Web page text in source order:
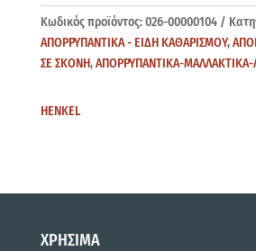
Κωδικός προϊόντος:026-00000104
ΑΠΟΡΡΥΠΑΝΤΙΚΑ - ΕΙΔΗ ΚΑΘΑΡΙΣΜΟΥ,
ΣΕ ΣΚΟΝΗ,ΑΠΟΡΡΥΠΑΝΤΙΚΑ-
HENKEL
ΧΡΗΣΙΜΑ